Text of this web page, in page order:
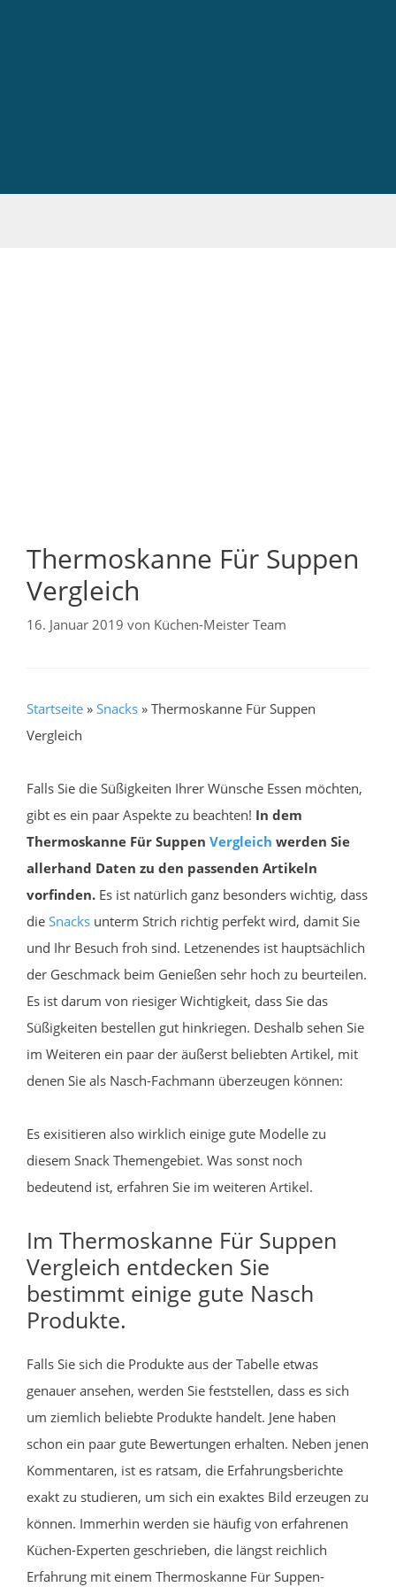
Thermoskanne Für Suppen
Vergleich
16. Januar 2019 von Küchen-Meister Team
Startseite » Snacks » Thermoskanne Für Suppen
Vergleich
Falls Sie die Süßigkeiten Ihrer Wünsche Essen möchten,
gibt es ein paar Aspekte zu beachten! In dem
Thermoskanne Für Suppen Vergleich werden Sie
allerhand Daten zu den passenden Artikeln
vorfinden. Es ist natürlich ganz besonders wichtig, dass
die Snacks unterm Strich richtig perfekt wird, damit Sie
und Ihr Besuch froh sind. Letzenendes ist hauptsächlich
der Geschmack beim Genießen sehr hoch zu beurteilen.
Es ist darum von riesiger Wichtigkeit, dass Sie das
Süßigkeiten bestellen gut hinkriegen. Deshalb sehen Sie
im Weiteren ein paar der äußerst beliebten Artikel, mit
denen Sie als Nasch-Fachmann überzeugen können:
Es exisitieren also wirklich einige gute Modelle zu
diesem Snack Themengebiet. Was sonst noch
bedeutend ist, erfahren Sie im weiteren Artikel.
Im Thermoskanne Für Suppen
Vergleich entdecken Sie
bestimmt einige gute Nasch
Produkte.
Falls Sie sich die Produkte aus der Tabelle etwas
genauer ansehen, werden Sie feststellen, dass es sich
um ziemlich beliebte Produkte handelt. Jene haben
schon ein paar gute Bewertungen erhalten. Neben jenen
Kommentaren, ist es ratsam, die Erfahrungsberichte
exakt zu studieren, um sich ein exaktes Bild erzeugen zu
können. Immerhin werden sie häufig von erfahrenen
Küchen-Experten geschrieben, die längst reichlich
Erfahrung mit einem Thermoskanne Für Suppen-